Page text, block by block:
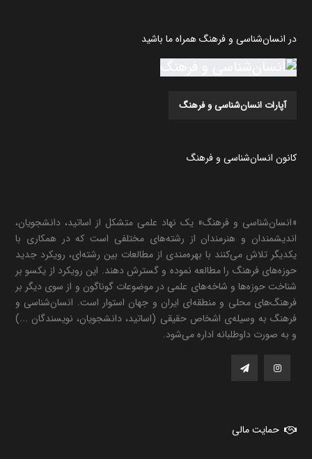
در انسان‌شناسی و فرهنگ همراه ما باشید
آپارات انسان‌شناسی و فرهنگ
کانون انسان‌شناسی و فرهنگ
«انسان‌شناسی و فرهنگ» یک نهاد علمی متشکل از اساتید، دانشجویان،
اندیشمندان و هنرمندان از رشته‌های مختلفی است که در همکاری با
یکدیگر تلاش می‌کنند با بهره‌مندی از مطالعات بین رشته‌ای، رویکرد جدید
حوزه‌های فرهنگ را مطالعه نموده و گسترش دهند. این رویکرد از یکسو بر
شناخت حوزه‌ها و شاخه‌های علمی در موضوعات گوناگون و از سوی دیگر بر
فرهنگ‌های محلی و منطقه‌ای ایران و جهان استوار است. انسان‌شناسی و
فرهنگ به وسیله‌ی اشخاص حقیقی (اساتید، دانشجویان، نویسندگان ...)
و به صورت داوطلبانه اداره می‌شود.
حمایت مالی